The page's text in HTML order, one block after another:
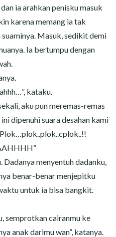
ia arahkan penisku masuk
karena memang ia tak
Masuk, sedikit demi
Ia bertumpu dengan
kataku.
aku pun meremas-remas
dipenuhi suara desahan kami
menyentuh dadanku,
benar-benar menjepitku
untuk ia bisa bangkit.
semprotkan cairanmu ke
anak darimu wan”, katanya.